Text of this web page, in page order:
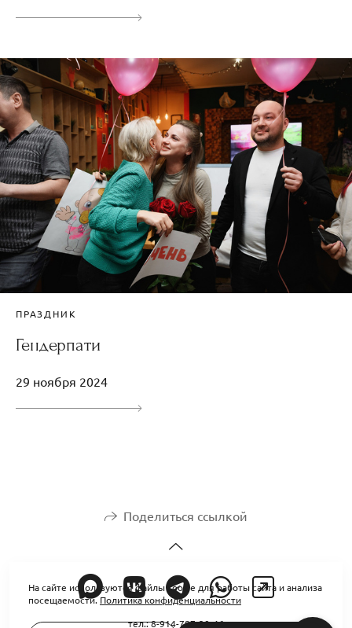
ПРАЗДНИК
Гендерпати
29 ноября 2024
Поделиться ссылкой
тел.: 8-914-787-30-46
На сайте используются файлы cookie для работы сайта и анализа
посещаемости.Политика конфиденциальности